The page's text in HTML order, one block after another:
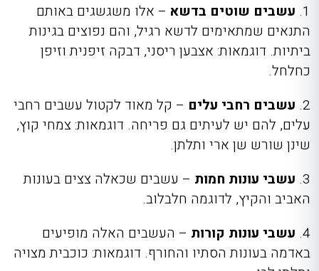
1. עשבים שוטים בדשא – אלו משגשגים באותם
התנאים שמתאימים לדשא רגיל, והם נפוצים בגינות
ביתיות. דוגמאות: אצבען ריסני, דבקה זיפנית וזיפן
כחלחל.
2. עשבים רחבי עלים – קל מאוד לקטול עשבים רחבי
עלים, להם יש לעיתים גם פריחה. דוגמאות: צמחי קוץ,
שינן שורש שן ארי ותלתן.
3. עשבי עונות חמות – עשבים שכאלה צצים בעונות
האביב והקיץ, לדוגמה חלבלוב.
4. עשבי עונות קורות – העשבים האלה מופיעים
באדמה בעונות הסתיו והחורף. דוגמאות: כוכבית מצויה